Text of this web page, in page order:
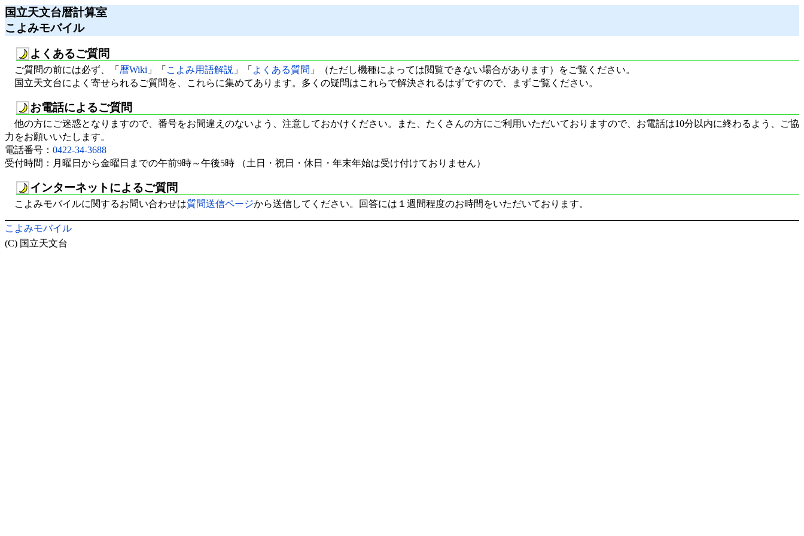
国立天文台暦計算室
こよみモバイル
よくあるご質問
ご質問の前には必ず、「 暦Wiki 」「 こよみ用語解説 」「 よくある質問 」（ただし機種によっては閲覧できない場合があります）をご覧ください。
国立天文台によく寄せられるご質問を、これらに集めてあります。多くの疑問はこれらで解決されるはずですので、まずご覧ください。
お電話によるご質問
他の方にご迷惑となりますので、番号をお間違えのないよう、注意しておかけください。また、たくさんの方にご利用いただいておりますので、お電話は10分以内に終わるよう、ご協
力をお願いいたします。
電話番号： 0422-34-3688
受付時間：月曜日から金曜日までの午前9時～午後5時 （土日・祝日・休日・年末年始は受け付けておりません）
インターネットによるご質問
こよみモバイルに関するお問い合わせは質問送信ページから送信してください。回答には１週間程度のお時間をいただいております。
こよみモバイル
(C) 国立天文台